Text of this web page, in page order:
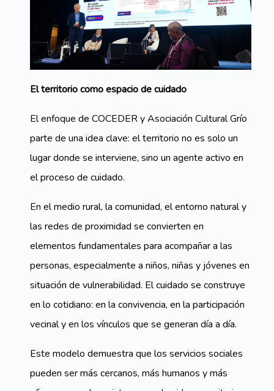
El territorio como espacio de cuidado
El enfoque de COCEDER y Asociación Cultural Grío
parte de una idea clave: el territorio no es solo un
lugar donde se interviene, sino un agente activo en
el proceso de cuidado.
En el medio rural, la comunidad, el entorno natural y
las redes de proximidad se convierten en
elementos fundamentales para acompañar a las
personas, especialmente a niños, niñas y jóvenes en
situación de vulnerabilidad. El cuidado se construye
en lo cotidiano: en la convivencia, en la participación
vecinal y en los vínculos que se generan día a día.
Este modelo demuestra que los servicios sociales
pueden ser más cercanos, más humanos y más